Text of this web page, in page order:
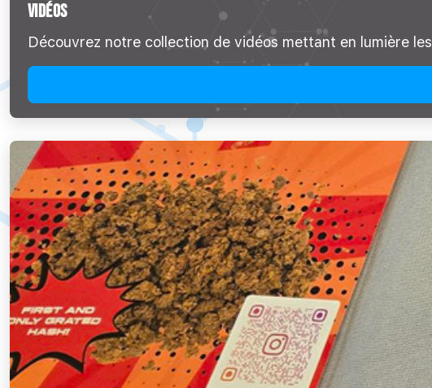
VIDÉOS
Découvrez notre collection de vidéos mettant en lumière